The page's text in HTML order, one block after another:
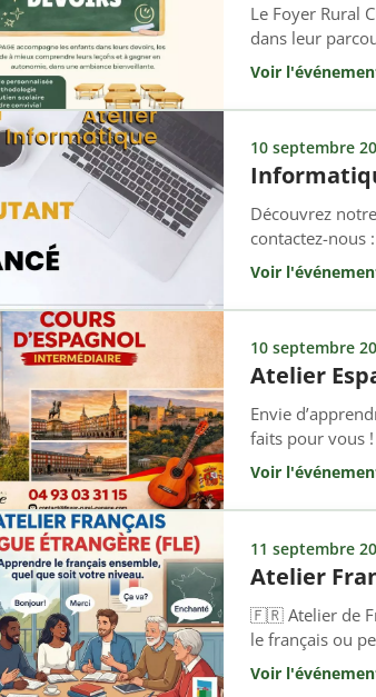
Le Foyer Rural
dans leur
chacun. 👉
Gagner en
Voir
10 septembre
Découvrez
contactez-nous
15
Voir
10 septembre
Atelier
Envie
faits pour vous
dynamique.
Voir
11 septembre
Atelier
🇫🇷 Atelier de
le français ou
! Cet atelier
Voir